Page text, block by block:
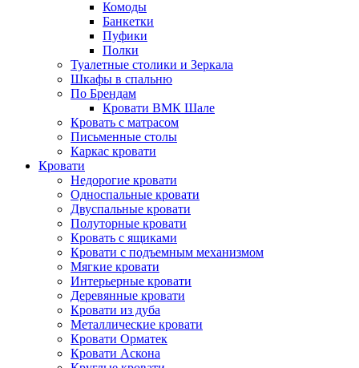
Комоды
Банкетки
Пуфики
Полки
Туалетные столики и Зеркала
Шкафы в спальню
По Брендам
Кровати ВМК Шале
Кровать с матрасом
Письменные столы
Каркас кровати
Кровати
Недорогие кровати
Односпальные кровати
Двуспальные кровати
Полуторные кровати
Кровать с ящиками
Кровати с подъемным механизмом
Мягкие кровати
Интерьерные кровати
Деревянные кровати
Кровати из дуба
Металлические кровати
Кровати Орматек
Кровати Аскона